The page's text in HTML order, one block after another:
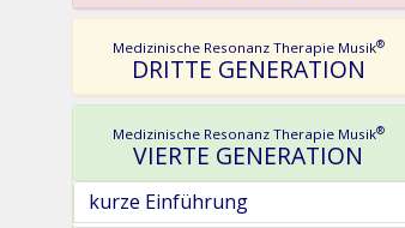
Medizinische Resonanz Therapie Musik®
DRITTE GENERATION
Medizinische Resonanz Therapie Musik®
VIERTE GENERATION
kurze Einführung